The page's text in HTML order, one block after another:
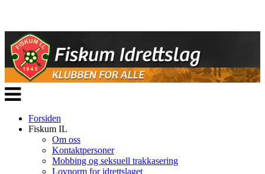
Veksle
navigasjon
Forsiden
Fiskum IL
Om oss
Kontaktpersoner
Mobbing og seksuell trakkasering
Lovnorm for idrettslaget